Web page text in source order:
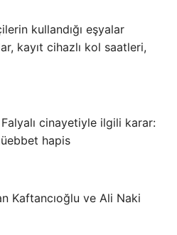
kullandığı eşyalar
kayıt cihazlı kol saatleri,
cinayetiyle ilgili karar:
hapis
Kaftancıoğlu ve Ali Naki